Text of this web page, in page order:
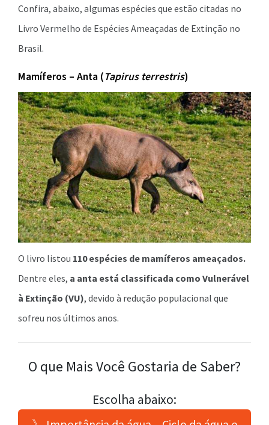
Confira, abaixo, algumas espécies que estão citadas no
Livro Vermelho de Espécies Ameaçadas de Extinção no
Brasil.
Mamíferos – Anta (Tapirus terrestris)
O livro listou 110 espécies de mamíferos ameaçados.
Dentre eles, a anta está classificada como Vulnerável
à Extinção (VU), devido à redução populacional que
sofreu nos últimos anos.
O que Mais Você Gostaria de Saber?
Escolha abaixo: